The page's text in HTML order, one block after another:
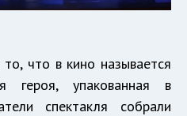
что в кино называется
героя, упакованная в
спектакля собрали